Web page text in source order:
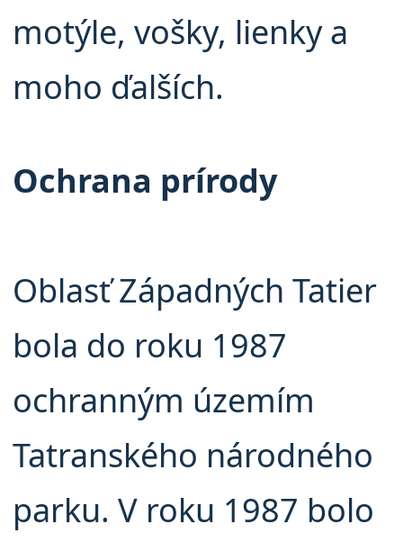
motýle, vošky, lienky a
moho ďalších.
Ochrana prírody
Oblasť Západných Tatier
bola do roku 1987
ochranným územím
Tatranského národného
parku. V roku 1987 bolo